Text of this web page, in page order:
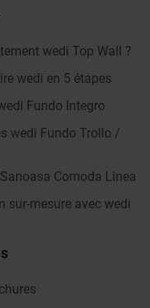
wedi Top Wall ?
wedi en 5 étapes
Fundo Integro
wedi Fundo Trollo /
Comoda Linea
sur-mesure avec wedi